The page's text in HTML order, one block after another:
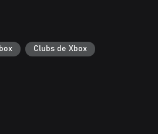
Clubs de Xbox